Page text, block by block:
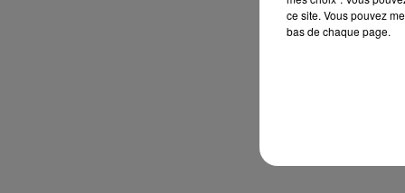
ce site. Vous pouvez
bas de chaque page.